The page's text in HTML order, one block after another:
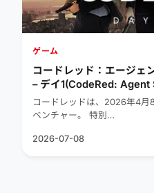
ゲーム
コードレッド：エージェ
– デイ1(CodeRed: Agent
コードレッドは、2026年4月
ベンチャー。 特別…
2026-07-08